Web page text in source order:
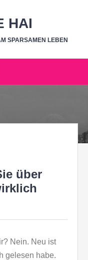
HAI
SPARSAMEN LEBEN
über
Nein. Neu ist
gelesen habe.